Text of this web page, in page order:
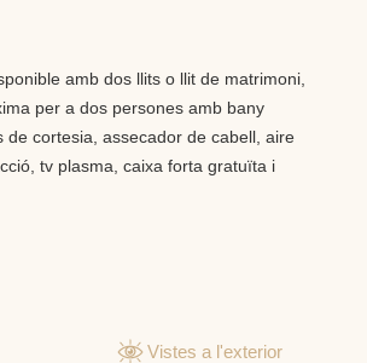
amb dos llits o llit de matrimoni,
per a dos persones amb bany
de cortesia, assecador de cabell, aire
tv plasma, caixa forta gratuïta i
Vistes a l'exterior